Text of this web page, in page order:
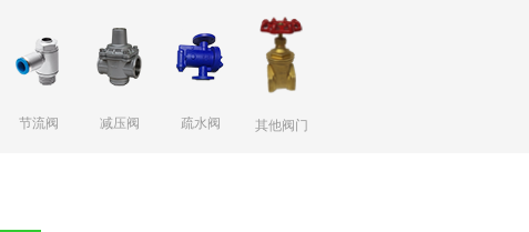
节流阀 减压阀 疏水阀 其他阀门